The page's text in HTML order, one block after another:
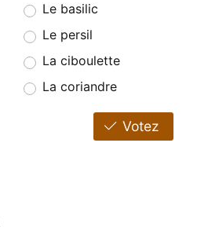
Le basilic
Le persil
La ciboulette
La coriandre
Votez